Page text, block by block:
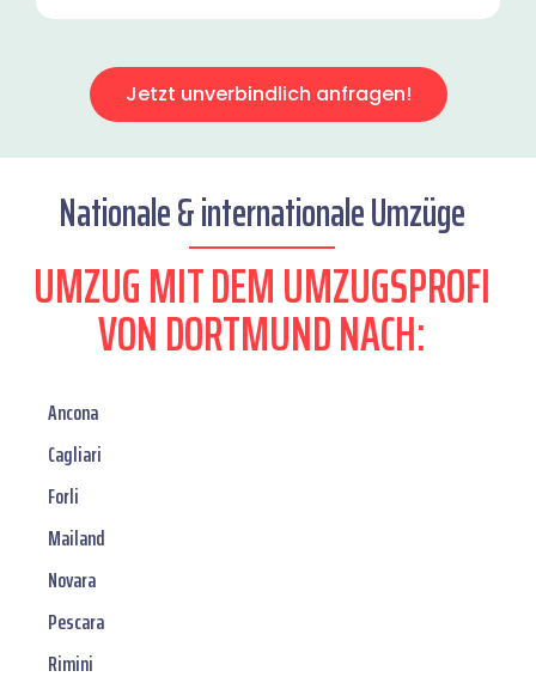
Jetzt unverbindlich anfragen!
Nationale & internationale Umzüge
UMZUG MIT DEM UMZUGSPROFI
VON DORTMUND NACH:
Ancona
Cagliari
Forli
Mailand
Novara
Pescara
Rimini